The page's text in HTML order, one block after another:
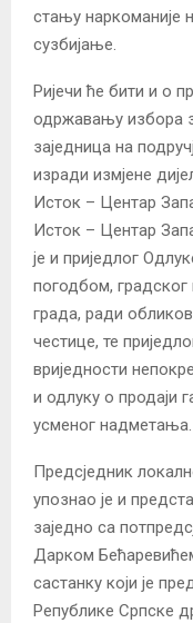
стању наркоманије
сузбијање.
Ријечи ће бити и о
одржавању избора
заједница на
изради измјене
Исток – Центар
Исток – Центар
је и приједлог
погодбом, градског
града, ради
честице, те
вриједности
и одлуку о продаји
усменог надметања.
Предсједник
упознао је и
заједно са
Дарком
састанку који је
Републике Српске